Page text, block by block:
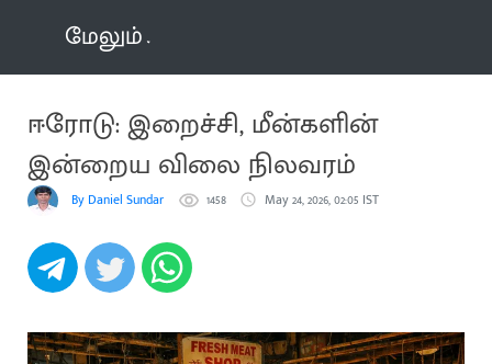
மேலும்
ஈரோடு: இறைச்சி, மீன்களின்
இன்றைய விலை நிலவரம்
By Daniel Sundar 1458 May 24, 2026, 02:05 IST